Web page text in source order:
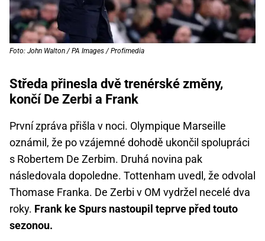
Foto: John Walton / PA Images / Profimedia
Středa přinesla dvě trenérské změny,
končí De Zerbi a Frank
První zpráva přišla v noci. Olympique Marseille
oznámil, že po vzájemné dohodě ukončil spolupráci
s Robertem De Zerbim. Druhá novina pak
následovala dopoledne. Tottenham uvedl, že odvolal
Thomase Franka. De Zerbi v OM vydržel necelé dva
roky. Frank ke Spurs nastoupil teprve před touto
sezonou.